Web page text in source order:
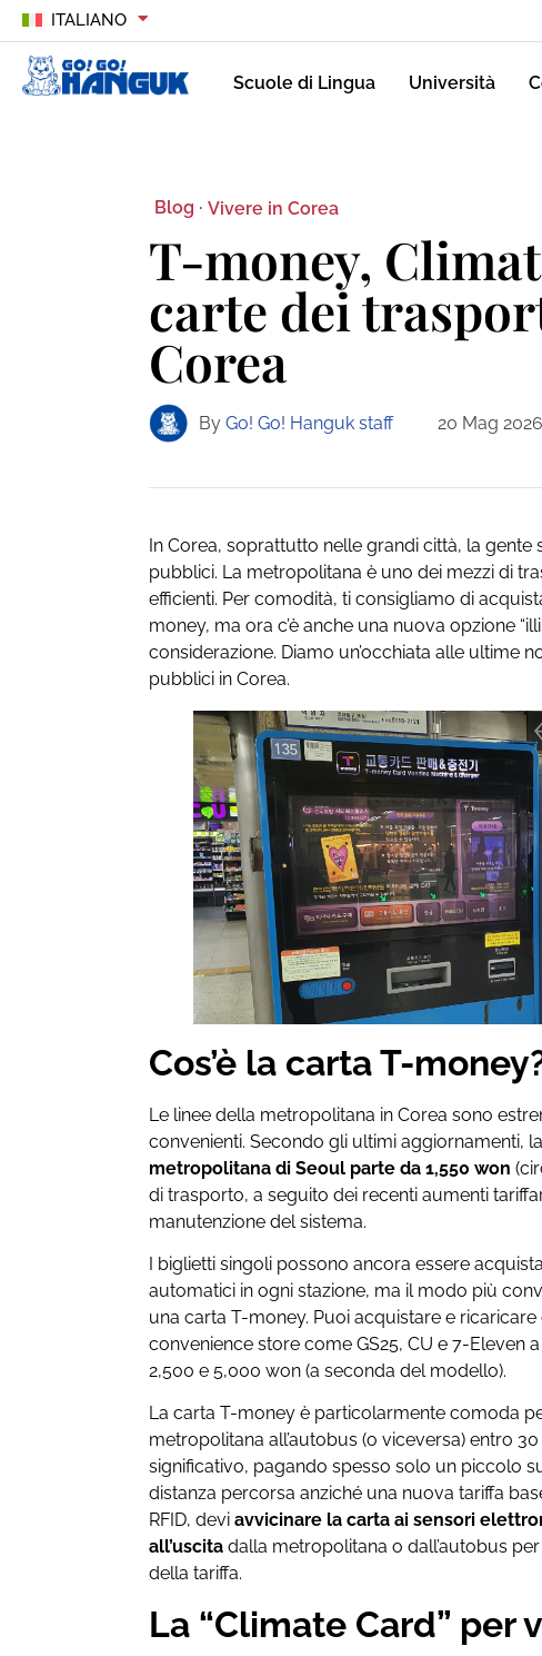
ITALIANO
Scuole di Lingua Università
Blog · Vivere in Corea
T-money,
carte dei
Corea
By Go! Go! Hanguk staff 20 Mag 2026
In Corea, soprattutto nelle grandi città, la gente
pubblici. La metropolitana è uno dei mezzi di
efficienti. Per comodità, ti consigliamo di
money, ma ora c’è anche una nuova opzione
considerazione. Diamo un’occhiata alle ultime
pubblici in Corea.
Cos’è la carta T-
Le linee della metropolitana in Corea sono
convenienti. Secondo gli ultimi aggiornamenti,
metropolitana di Seoul parte da 1,550 won
di trasporto, a seguito dei recenti aumenti
manutenzione del sistema.
I biglietti singoli possono ancora essere
automatici in ogni stazione, ma il modo più
una carta T-money. Puoi acquistare e
convenience store come GS25, CU e 7-Eleven
2,500 e 5,000 won (a seconda del modello).
La carta T-money è particolarmente comoda
metropolitana all’autobus (o viceversa) entro
significativo, pagando spesso solo un piccolo
distanza percorsa anziché una nuova tariffa
RFID, deviavvicinare la carta ai sensori
all’uscita dalla metropolitana o dall’autobus
della tariffa.
La “Climate Card” per